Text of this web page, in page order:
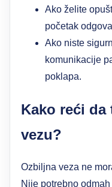
Ako želite
početak
Ako niste
komunikacije
poklapa.
Kako reći
vezu?
Ozbiljna veza ne
Nije potrebno